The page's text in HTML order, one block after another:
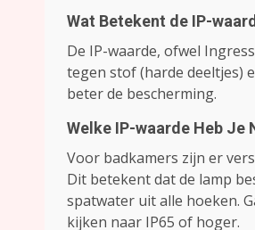
Wat Betekent de IP-
De IP-waarde, ofwel
tegen stof (harde deeltjes)
beter de bescherming.
Welke IP-waarde Heb Je
Voor badkamers zijn er
Dit betekent dat de lamp
spatwater uit alle hoeken.
kijken naar IP65 of hoger.